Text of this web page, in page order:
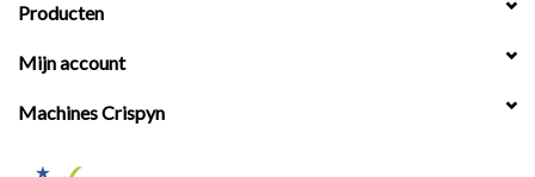
Producten
Mijn account
Machines Crispyn